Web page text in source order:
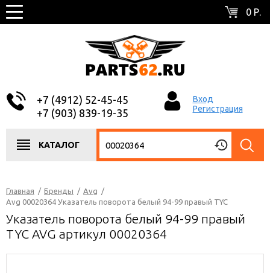
0 Р.
+7 (4912) 52-45-45
+7 (903) 839-19-35
Вход
Регистрация
КАТАЛОГ
Главная / Бренды / Avg /
Avg 00020364 Указатель поворота белый 94-99 правый TYC
Указатель поворота белый 94-99 правый
TYC AVG артикул 00020364